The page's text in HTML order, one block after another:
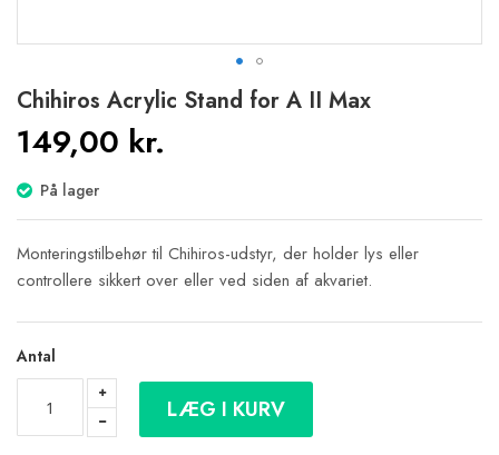
Gå
til
starten
af
billedgalleriet
Chihiros Acrylic Stand for A II Max
149,00 kr.
På lager
Monteringstilbehør til Chihiros-udstyr, der holder lys eller
controllere sikkert over eller ved siden af akvariet.
Antal
LÆG I KURV